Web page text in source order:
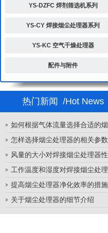
YS-DZFC 焊剂筛选机系列
YS-CY 焊接烟尘处理器系列
YS-KC 空气干燥处理器
配件与附件
热门新闻 /Hot News
怎样选择烟尘处理器的相关参数
关于烟尘处理器的细节介绍